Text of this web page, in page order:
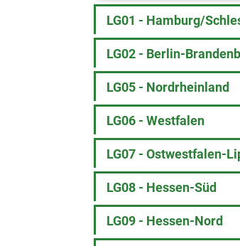
LG01 - Hamburg/
LG02 - Berlin-
LG05 - Nordrheinland
LG06 - Westfalen
LG07 - Ostwestfalen-
LG08 - Hessen-Süd
LG09 - Hessen-Nord